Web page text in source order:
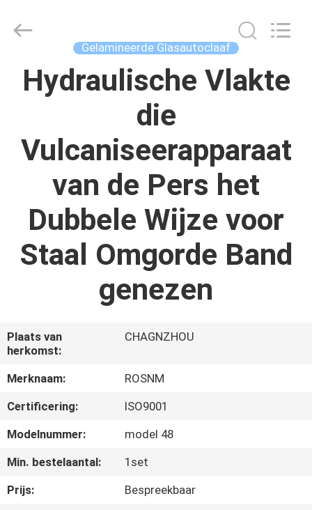
HUIS
ONGEVEER
FABRIEKSREIS
KWALITEITSCONTROLE
ONS
NIEUWS
VERZOEK
OM EEN
CITAAT
Rights
Gelamineerde Glasautoclaaf
Hydraulische Vlakte
die
Vulcaniseerapparaat
van de Pers het
Dubbele Wijze voor
Staal Omgorde Band
genezen
Plaats van
herkomst:
CHAGNZHOU
Merknaam:
ROSNM
Certificering:
ISO9001
Modelnummer:
model 48
Min. bestelaantal:
1set
Prijs:
Bespreekbaar